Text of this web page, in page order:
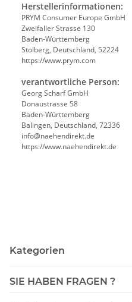
Herstellerinformationen:
PRYM Consumer Europe GmbH
Zweifaller Strasse 130
Baden-Württemberg
Stolberg, Deutschland, 52224
https://www.prym.com
verantwortliche Person:
Georg Scharf GmbH
Donaustrasse 58
Baden-Württemberg
Balingen, Deutschland, 72336
info@naehendirekt.de
https://www.naehendirekt.de
Kategorien
SIE HABEN FRAGEN ?